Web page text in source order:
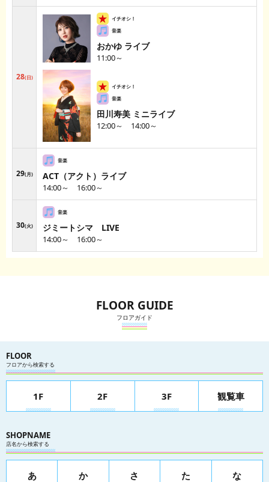
28 日
おかゆ ライブ
11:00～
田川寿美 ミニライブ
12:00～ 14:00～
29 月 ACT（アクト）ライブ
14:00～ 16:00～
30 火 ジミートシマ LIVE
14:00～ 16:00～
フロアガイド
FLOOR GUIDE
フロアから検索する
FLOOR
1F 2F 3F 観覧車
店名から検索する
SHOPNAME
あ か さ た な